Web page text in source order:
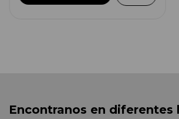
Encontranos en diferentes